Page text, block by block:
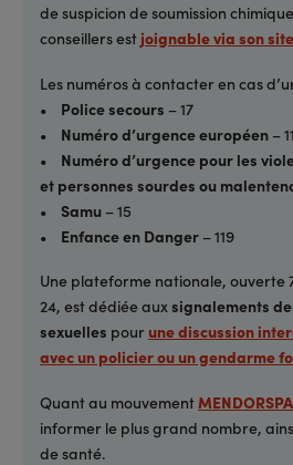
de suspicion de soumission
conseillers est joignable via son
Les numéros à contacter en cas
•
Police secours – 17
•
Numéro d’urgence européen –
•
Numéro d’urgence pour les
et personnes sourdes ou
• Samu – 15
•
Enfance en Danger – 119
Une plateforme nationale, ouverte
24, est dédiée auxsignalements
sexuelles pourune discussion
avec un policier ou un gendarme
Quant au mouvement
informer le plus grand nombre,
de santé.